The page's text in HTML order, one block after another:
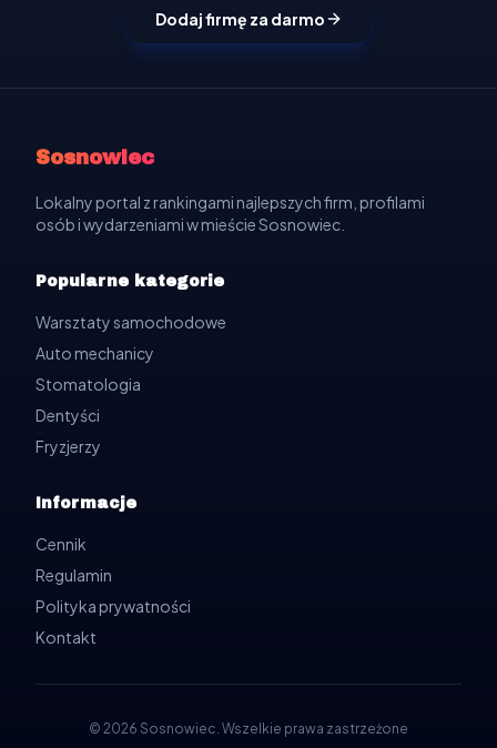
Dodaj firmę za darmo
Sosnowiec
Lokalny portal z rankingami najlepszych firm, profilami
osób i wydarzeniami w mieście Sosnowiec.
Popularne kategorie
Warsztaty samochodowe
Auto mechanicy
Stomatologia
Dentyści
Fryzjerzy
Informacje
Cennik
Regulamin
Polityka prywatności
Kontakt
© 2026 Sosnowiec. Wszelkie prawa zastrzeżone